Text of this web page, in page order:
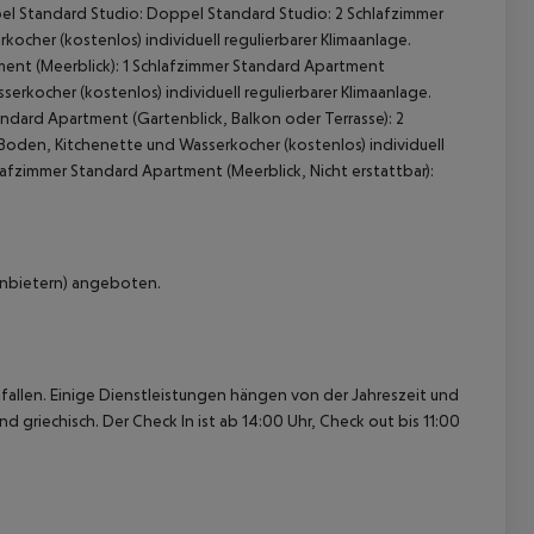
Standard Studio: Doppel Standard Studio: 2 Schlafzimmer
(kostenlos) individuell regulierbarer Klimaanlage.
(Meerblick): 1 Schlafzimmer Standard Apartment
(kostenlos) individuell regulierbarer Klimaanlage.
Apartment (Gartenblick, Balkon oder Terrasse): 2
Kitchenette und Wasserkocher (kostenlos) individuell
Standard Apartment (Meerblick, Nicht erstattbar):
angeboten.
Einige Dienstleistungen hängen von der Jahreszeit und
griechisch. Der Check In ist ab 14:00 Uhr, Check out bis 11:00